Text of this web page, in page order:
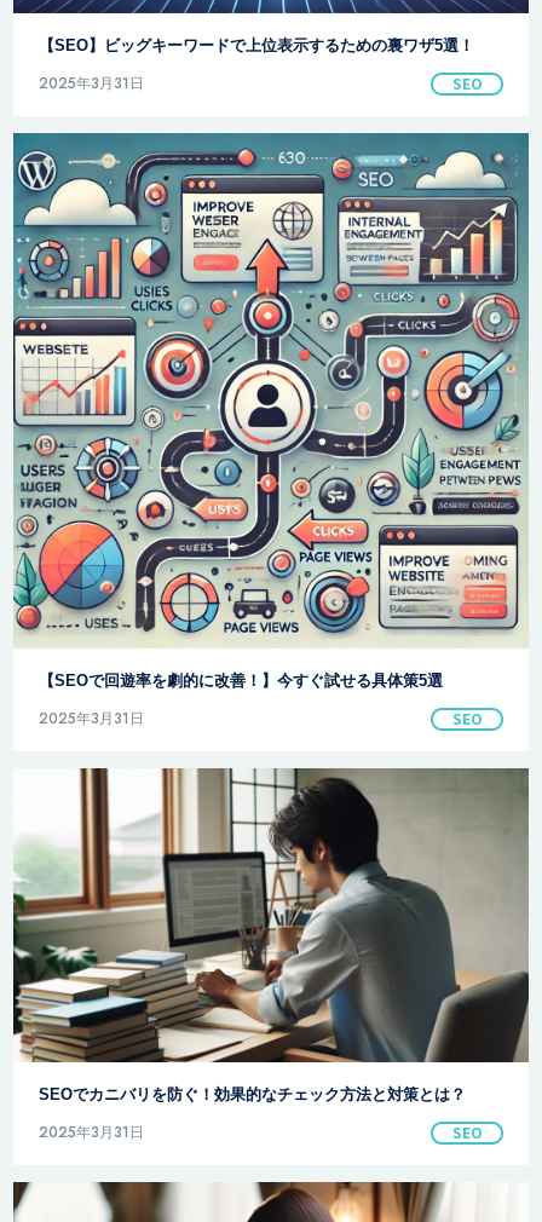
【SEO】ビッグキーワードで上位表示するための裏ワザ5選！
2025年3月31日 SEO
【SEOで回遊率を劇的に改善！】今すぐ試せる具体策5選
2025年3月31日 SEO
SEOでカニバリを防ぐ！効果的なチェック方法と対策とは？
2025年3月31日 SEO